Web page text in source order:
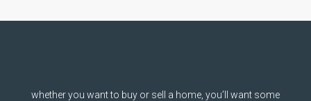
whether you want to buy or sell a home, you’ll want some